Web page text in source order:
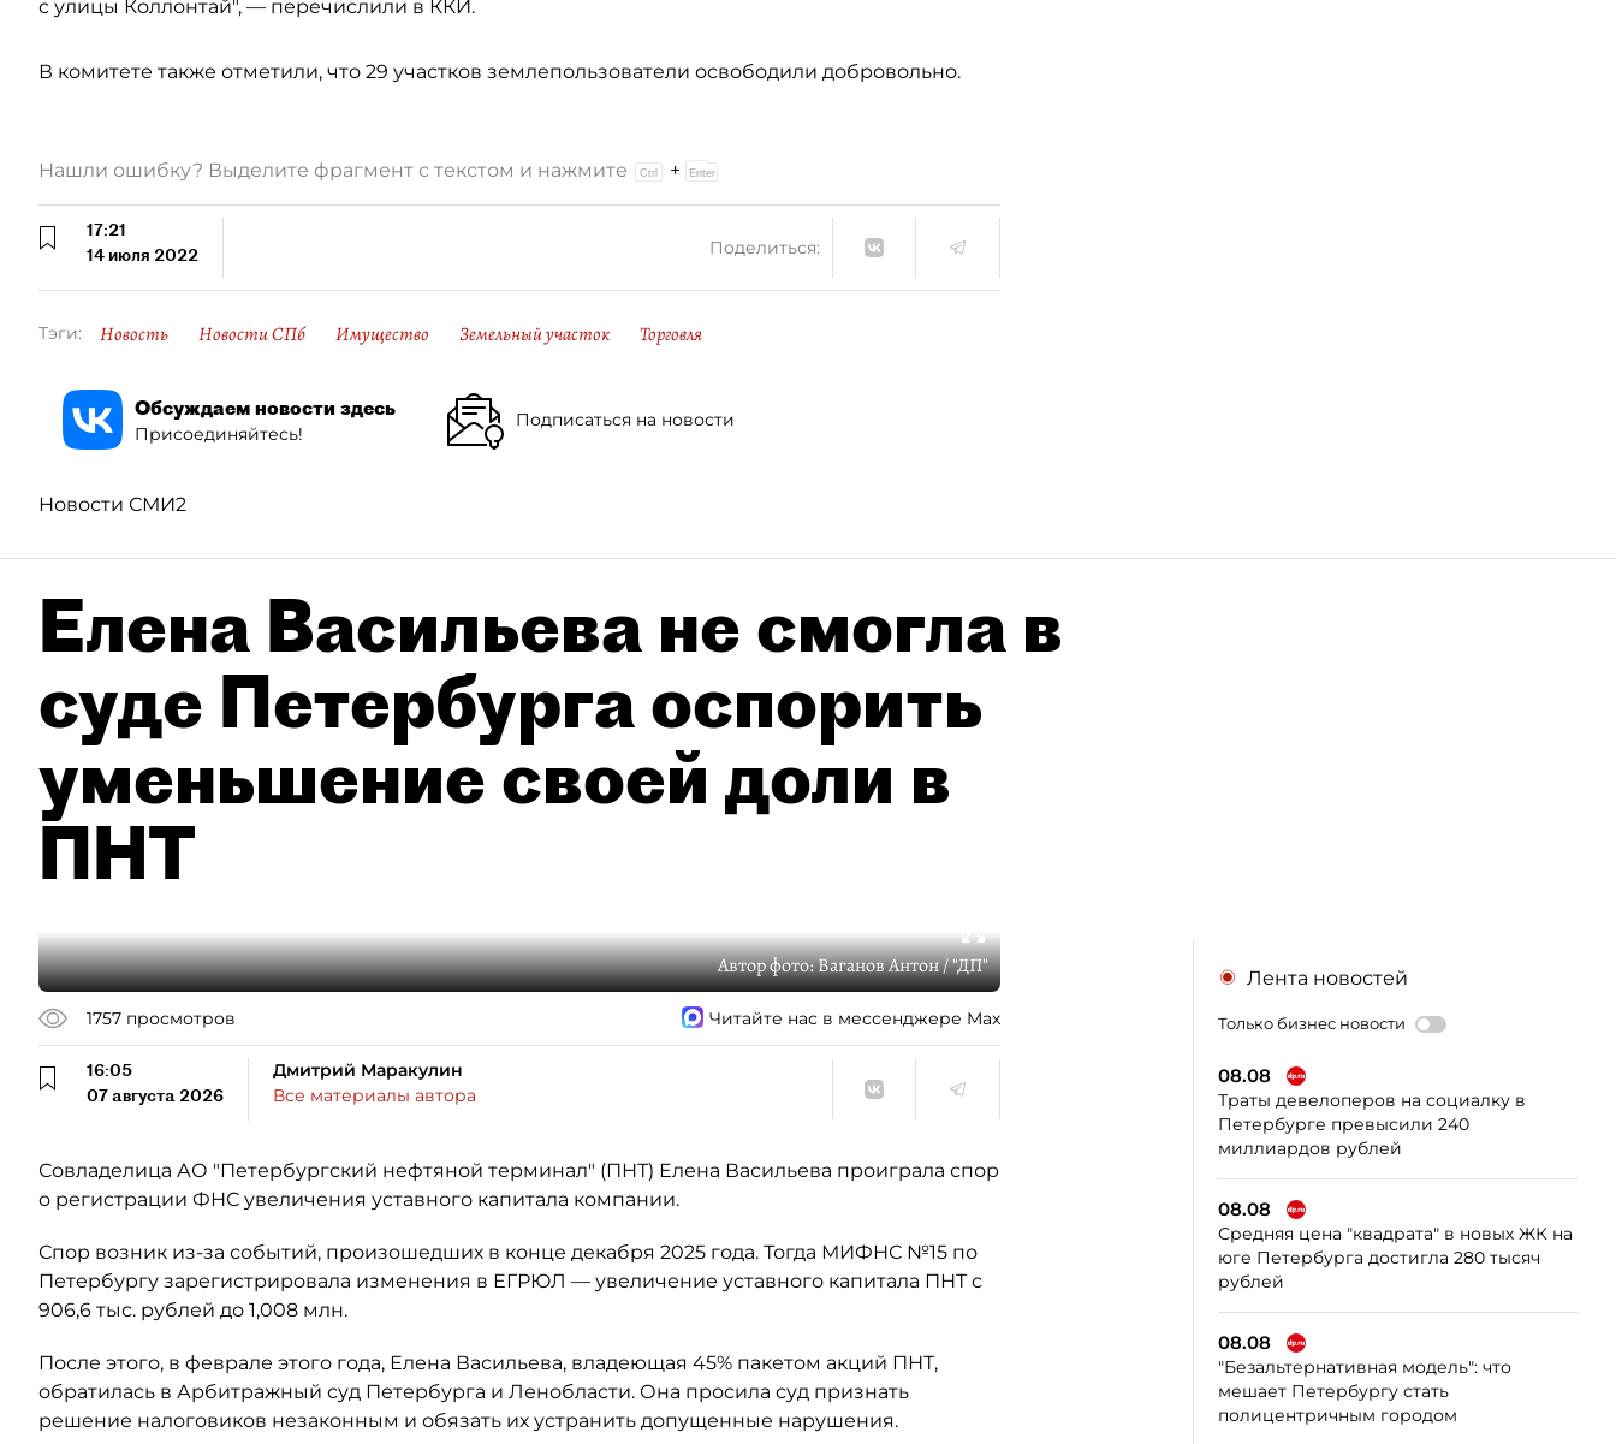
с улицы Коллонтай", — перечислили в ККИ.
В комитете также отметили, что 29 участков землепользователи освободили добровольно.
Нашли ошибку? Выделите фрагмент с текстом и нажмите +
17:21
14 июля 2022
Поделиться:
Тэги: Новость Новости СПб Имущество Земельный участок Торговля
Обсуждаем новости здесь
Присоединяйтесь!
Подписаться на новости
Новости СМИ2
Елена Васильева не смогла в
суде Петербурга оспорить
уменьшение своей доли в
ПНТ
Автор фото:Ваганов Антон / "ДП"
1757 просмотров Читайте нас в мессенджере Max
16:05
07 августа 2026
Дмитрий Маракулин
Все материалы автора
Совладелица АО "Петербургский нефтяной терминал" (ПНТ) Елена Васильева проиграла спор
о регистрации ФНС увеличения уставного капитала компании.
Спор возник из-за событий, произошедших в конце декабря 2025 года. Тогда МИФНС №15 по
Петербургу зарегистрировала изменения в ЕГРЮЛ — увеличение уставного капитала ПНТ с
906,6 тыс. рублей до 1,008 млн.
После этого, в феврале этого года, Елена Васильева, владеющая 45% пакетом акций ПНТ,
обратилась в Арбитражный суд Петербурга и Ленобласти. Она просила суд признать
решение налоговиков незаконным и обязать их устранить допущенные нарушения.
Лента новостей
Только бизнес новости
08.08
Траты девелоперов на социалку в
Петербурге превысили 240
миллиардов рублей
08.08
Средняя цена "квадрата" в новых ЖК на
юге Петербурга достигла 280 тысяч
рублей
08.08
"Безальтернативная модель": что
мешает Петербургу стать
полицентричным городом